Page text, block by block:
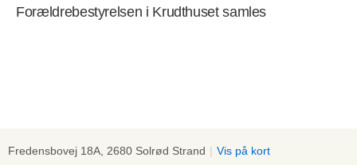
Forældrebestyrelsen i Krudthuset samles
Fredensbovej 18A, 2680 Solrød Strand | Vis på kort